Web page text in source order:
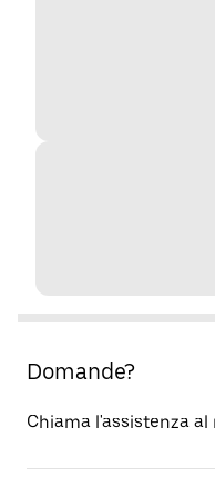
Domande?
Chiama l'assistenza